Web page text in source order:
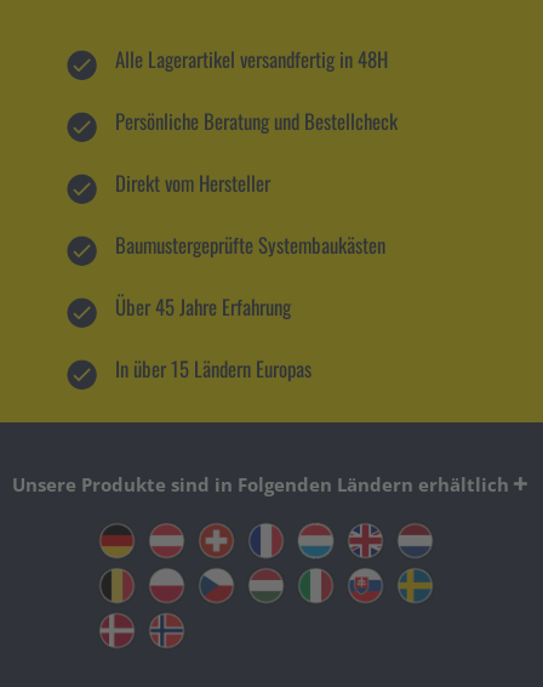
Alle Lagerartikel versandfertig in 48H
Persönliche Beratung und Bestellcheck
Direkt vom Hersteller
Baumustergeprüfte Systembaukästen
Über 45 Jahre Erfahrung
In über 15 Ländern Europas
Unsere Produkte sind in Folgenden Ländern erhältlich